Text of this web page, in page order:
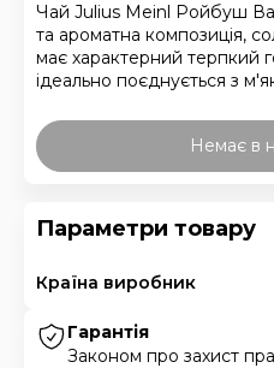
Чай Julius Meinl Ройбуш
та ароматна композиція,
має характерний терпкий
ідеально поєднується з
Немає в
Параметри товару
Країна виробник
Гарантія
Законом про захист